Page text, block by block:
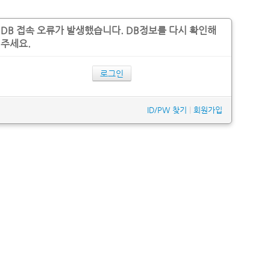
DB 접속 오류가 발생했습니다. DB정보를 다시 확인해
주세요.
로그인
ID/PW 찾기 회원가입